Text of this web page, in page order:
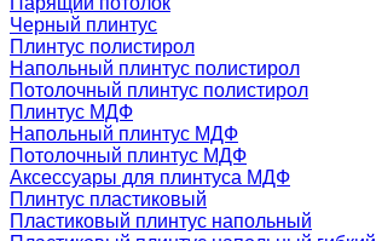
Черный плинтус
Плинтус полистирол
Напольный плинтус полистирол
Потолочный плинтус полистирол
Плинтус МДФ
Напольный плинтус МДФ
Потолочный плинтус МДФ
Аксессуары для плинтуса МДФ
Плинтус пластиковый
Пластиковый плинтус напольный